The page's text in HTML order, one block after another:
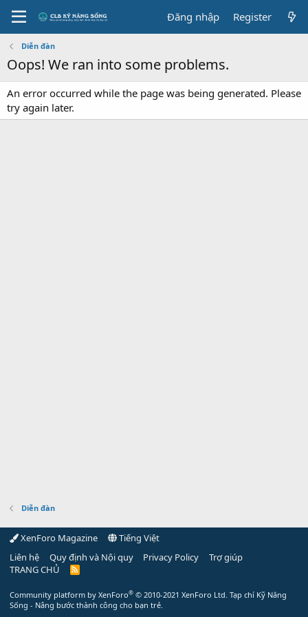
Đăng nhập Register
Diễn đàn
Oops! We ran into some problems.
An error occurred while the page was being generated. Please
try again later.
Diễn đàn
XenForo Magazine
Tiếng Việt
Liên hệ
Quy định và Nội quy Privacy Policy
Trợ giúp
TRANG CHỦ
R
Community platform by XenForo® © 2010-2021 XenForo Ltd. Tạp chí Kỹ Năng
Sống - Nâng bước thành công cho bạn trẻ.